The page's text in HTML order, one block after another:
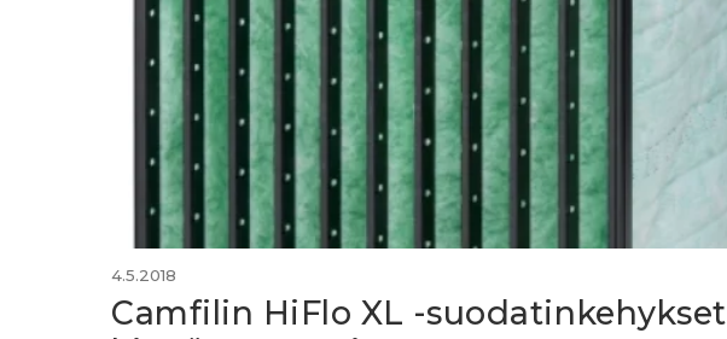
4.5.2018
Camfilin HiFlo XL -suodatinkehykset